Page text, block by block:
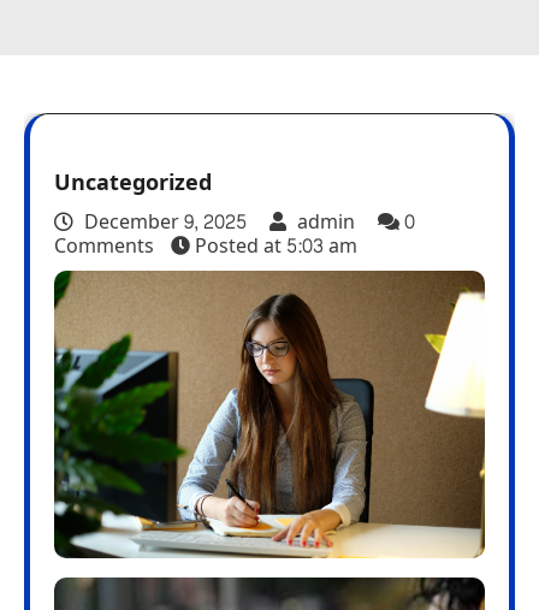
Uncategorized
December 9, 2025 admin 0
Comments Posted at5:03 am